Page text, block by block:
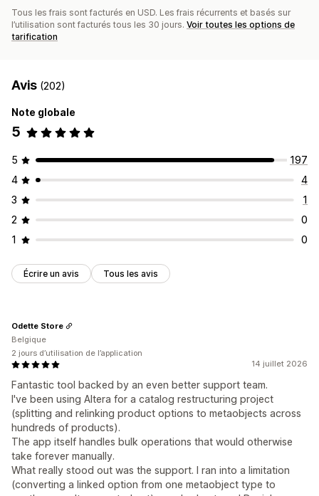
Tous les frais sont facturés en USD. Les frais récurrents et basés sur
l’utilisation sont facturés tous les 30 jours. Voir toutes les options de
tarification
Avis (202)
Note globale
5
5
197
4
4
3
1
2
0
1
0
Écrire un avis Tous les avis
14 juillet 2026
Fantastic tool backed by an even better support team.
I've been using Altera for a catalog restructuring project
(splitting and relinking product options to metaobjects across
hundreds of products).
The app itself handles bulk operations that would otherwise
take forever manually.
What really stood out was the support. I ran into a limitation
(converting a linked option from one metaobject type to
Odette Store
Belgique
2 jours d’utilisation de l’application